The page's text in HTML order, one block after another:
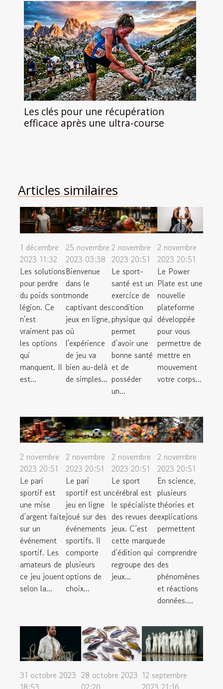
Les clés pour une récupération
efficace après une ultra-course
Articles similaires
1 décembre
2023 11:32
Les solutions
pour perdre
du poids sont
légion. Ce
n'est
vraiment pas
les options
qui
manquent. Il
est...
25 novembre
2023 03:38
Bienvenue
dans le
monde
captivant des
jeux en ligne,
où
l'expérience
de jeu va
bien au-delà
de simples...
2 novembre
2023 20:51
Le sport-
santé est un
exercice de
condition
physique qui
permet
d’avoir une
bonne santé
et de
posséder
un...
2 novembre
2023 20:51
Le Power
Plate est une
nouvelle
plateforme
développée
pour vous
permettre de
mettre en
mouvement
votre corps...
2 novembre
2023 20:51
Le pari
sportif est
une mise
d’argent faite
sur un
événement
sportif. Les
amateurs de
ce jeu jouent
selon la...
2 novembre
2023 20:51
Le pari
sportif est un
jeu en ligne
joué sur des
événements
sportifs. Il
comporte
plusieurs
options de
choix...
2 novembre
2023 20:51
Le sport
cérébral est
le spécialiste
des revues de
jeux. C’est
cette marque
d’édition qui
regroupe des
jeux...
2 novembre
2023 20:51
En science,
plusieurs
théories et
explications
permettent
de
comprendre
des
phénomènes
et réactions
données....
31 octobre 2023 28 octobre 2023 12 septembre